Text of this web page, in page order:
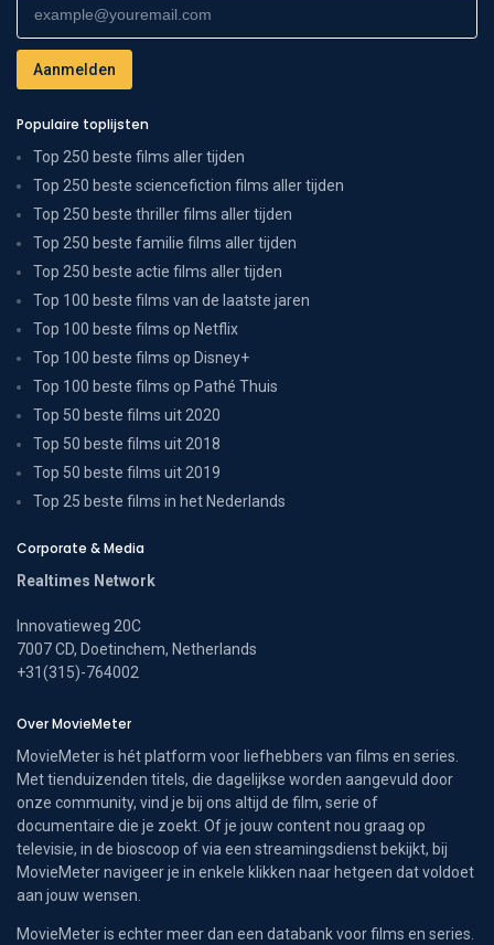
Populaire toplijsten
Top 250 beste films aller tijden
Top 250 beste sciencefiction films aller tijden
Top 250 beste thriller films aller tijden
Top 250 beste familie films aller tijden
Top 250 beste actie films aller tijden
Top 100 beste films van de laatste jaren
Top 100 beste films op Netflix
Top 100 beste films op Disney+
Top 100 beste films op Pathé Thuis
Top 50 beste films uit 2020
Top 50 beste films uit 2018
Top 50 beste films uit 2019
Top 25 beste films in het Nederlands
Corporate & Media
Realtimes Network
Innovatieweg 20C
7007 CD, Doetinchem, Netherlands
+31(315)-764002
Over MovieMeter
MovieMeter is hét platform voor liefhebbers van films en series.
Met tienduizenden titels, die dagelijkse worden aangevuld door
onze community, vind je bij ons altijd de film, serie of
documentaire die je zoekt. Of je jouw content nou graag op
televisie, in de bioscoop of via een streamingsdienst bekijkt, bij
MovieMeter navigeer je in enkele klikken naar hetgeen dat voldoet
aan jouw wensen.
MovieMeter is echter meer dan een databank voor films en series.